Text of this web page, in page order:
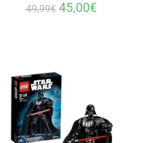
49,99€ 45,00€